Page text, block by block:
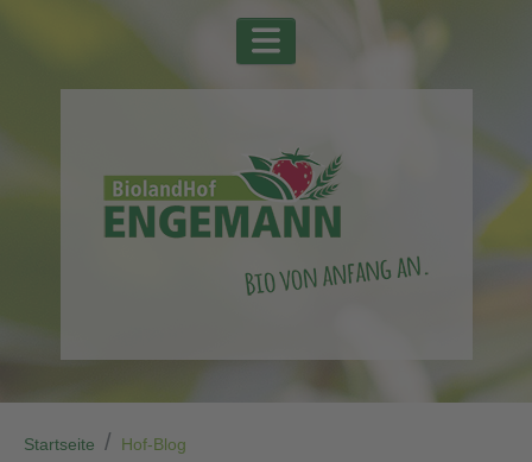
Startseite Hof-Blog